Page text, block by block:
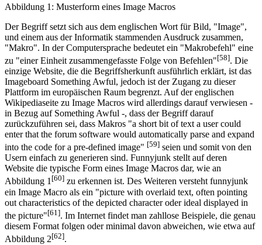
Abbildung 1: Musterform eines Image Macros
Der Begriff setzt sich aus dem englischen Wort für Bild, "Image",
und einem aus der Informatik stammenden Ausdruck zusammen,
"Makro". In der Computersprache bedeutet ein "Makrobefehl" eine
zu "einer Einheit zusammengefasste Folge von Befehlen"[58]. Die
einzige Website, die die Begriffsherkunft ausführlich erklärt, ist das
Imageboard Something Awful, jedoch ist der Zugang zu dieser
Plattform im europäischen Raum begrenzt. Auf der englischen
Wikipediaseite zu Image Macros wird allerdings darauf verwiesen -
in Bezug auf Something Awful -, dass der Begriff darauf
zurückzuführen sei, dass Makros "a short bit of text a user could
enter that the forum software would automatically parse and expand
into the code for a pre-defined image" [59] seien und somit von den
Usern einfach zu generieren sind. Funnyjunk stellt auf deren
Website die typische Form eines Image Macros dar, wie an
Abbildung 1[60] zu erkennen ist. Des Weiteren versteht funnyjunk
ein Image Macro als ein "picture with overlaid text, often pointing
out characteristics of the depicted character oder ideal displayed in
the picture"[61]. Im Internet findet man zahllose Beispiele, die genau
diesem Format folgen oder minimal davon abweichen, wie etwa auf
Abbildung 2[62].